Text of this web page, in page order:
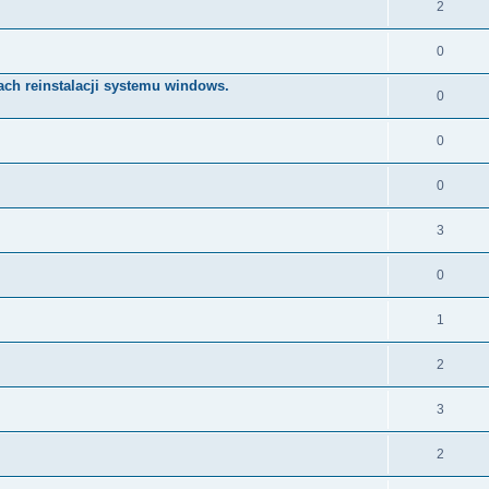
2
0
reinstalacji systemu windows.
0
0
0
3
0
1
2
3
2